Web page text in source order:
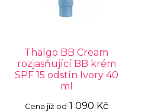
Thalgo BB Cream
rozjasňující BB krém
SPF 15 odstín Ivory 40
ml
Cena již od 1 090 Kč